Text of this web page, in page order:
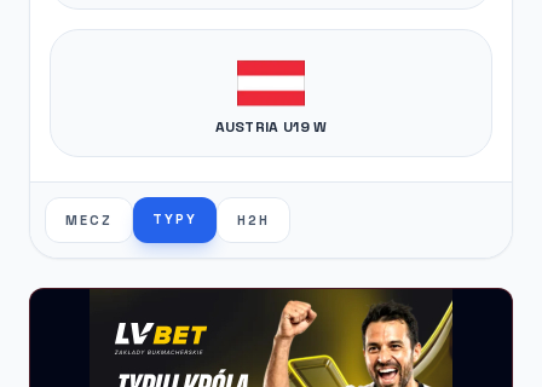
AUSTRIA U19 W
MECZ TYPY H2H